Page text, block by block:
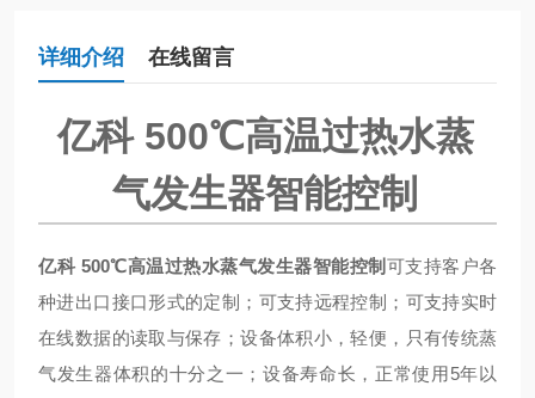
详细介绍 在线留言
亿科 500℃高温过热水蒸
气发生器智能控制
亿科 500℃高温过热水蒸气发生器智能控制 可支持客户各
种进出口接口形式的定制；可支持远程控制；可支持实时
在线数据的读取与保存；设备体积小，轻便，只有传统蒸
气发生器体积的十分之一；设备寿命长，正常使用5年以